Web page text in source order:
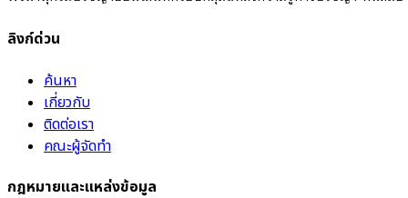
ลิงก์ด่วน
ค้นหา
เกี่ยวกับ
ติดต่อเรา
คณะผู้จัดทำ
กฎหมายและแหล่งข้อมูล